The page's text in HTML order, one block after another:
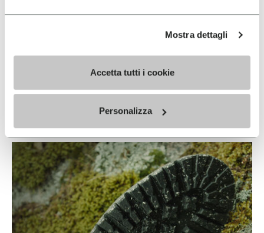
Mostra dettagli
Accetta tutti i cookie
Personalizza
ECOSTEP NATURAL